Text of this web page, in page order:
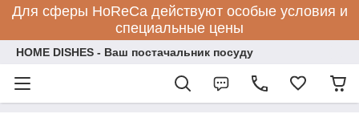
Для сферы HoReCa действуют особые условия и
специальные цены
HOME DISHES - Ваш постачальник посуду